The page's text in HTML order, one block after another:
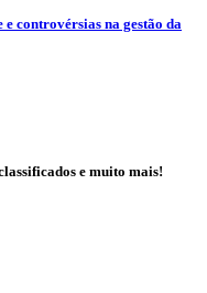
controvérsias na gestão da
e muito mais!